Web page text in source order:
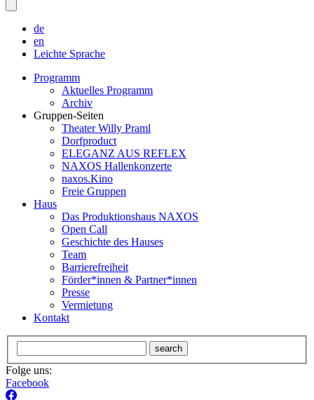
de
en
Leichte Sprache
Programm
Aktuelles Programm
Archiv
Gruppen-Seiten
Theater Willy Praml
Dorfproduct
ELEGANZ AUS REFLEX
NAXOS Hallenkonzerte
naxos.Kino
Freie Gruppen
Haus
Das Produktionshaus NAXOS
Open Call
Geschichte des Hauses
Team
Barrierefreiheit
Förder*innen & Partner*innen
Presse
Vermietung
Kontakt
search
Folge uns:
Facebook